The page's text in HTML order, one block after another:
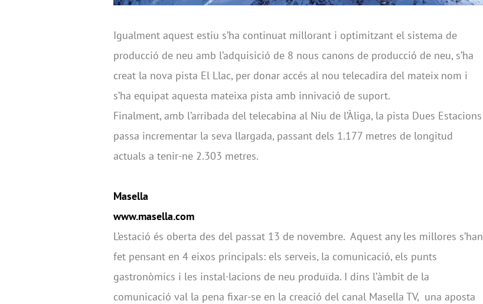
Igualment aquest estiu s’ha continuat millorant i optimitzant el sistema de
producció de neu amb l’adquisició de 8 nous canons de producció de neu, s’ha
creat la nova pista El Llac, per donar accés al nou telecadira del mateix nom i
s’ha equipat aquesta mateixa pista amb innivació de suport.
Finalment, amb l’arribada del telecabina al Niu de l’Àliga, la pista Dues Estacions
passa incrementar la seva llargada, passant dels 1.177 metres de longitud
actuals a tenir-ne 2.303 metres.
Masella
www.masella.com
L’estació és oberta des del passat 13 de novembre. Aquest any les millores s’han
fet pensant en 4 eixos principals: els serveis, la comunicació, els punts
gastronòmics i les instal·lacions de neu produïda. I dins l’àmbit de la
comunicació val la pena fixar-se en la creació del canal Masella TV, una aposta